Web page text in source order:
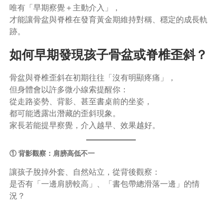
唯有「早期察覺＋主動介入」，
才能讓骨盆與脊椎在發育黃金期維持對稱、穩定的成長軌
跡。
如何早期發現孩子骨盆或脊椎歪斜？
骨盆與脊椎歪斜在初期往往「沒有明顯疼痛」，
但身體會以許多微小線索提醒你：
從走路姿勢、背影、甚至書桌前的坐姿，
都可能透露出潛藏的歪斜現象。
家長若能提早察覺，介入越早、效果越好。
① 背影觀察：肩膀高低不一
讓孩子脫掉外套、自然站立，從背後觀察：
是否有「一邊肩膀較高」、「書包帶總滑落一邊」的情
況？